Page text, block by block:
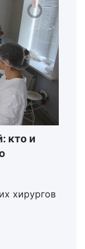
кто и
хирургов